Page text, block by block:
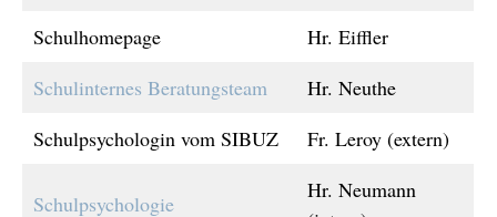
Schulhomepage
Hr. Eiffler
Schulinternes Beratungsteam
Hr. Neuthe
Schulpsychologin vom SIBUZ
Fr. Leroy (extern)
Schulpsychologie
Hr. Neumann